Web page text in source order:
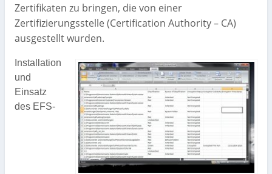
Zertifikaten zu bringen, die von einer
Zertifizierungsstelle (Certification Authority – CA)
ausgestellt wurden.
Installation
und
Einsatz
des EFS-